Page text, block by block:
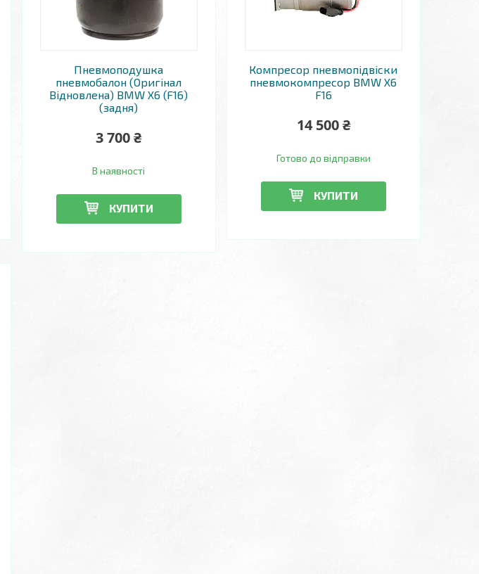
Пневмоподушка
пневмобалон (Оригінал
Відновлена) BMW X6 (F16)
(задня)
3 700 ₴
В наявності
КУПИТИ
Компресор пневмопідвіски
пневмокомпресор BMW X6
F16
14 500 ₴
Готово до відправки
КУПИТИ